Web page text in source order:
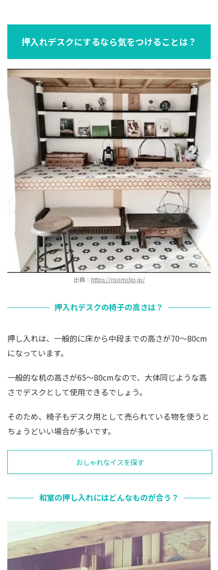
押入れデスクにするなら気をつけることは？
出典： https://roomclip.jp/
押入れデスクの椅子の高さは？
押し入れは、一般的に床から中段までの高さが70～80cm
になっています。
一般的な机の高さが65～80cmなので、大体同じような高
さでデスクとして使用できるでしょう。
そのため、椅子もデスク用として売られている物を使うと
ちょうどいい場合が多いです。
おしゃれなイスを探す
和室の押し入れにはどんなものが合う？